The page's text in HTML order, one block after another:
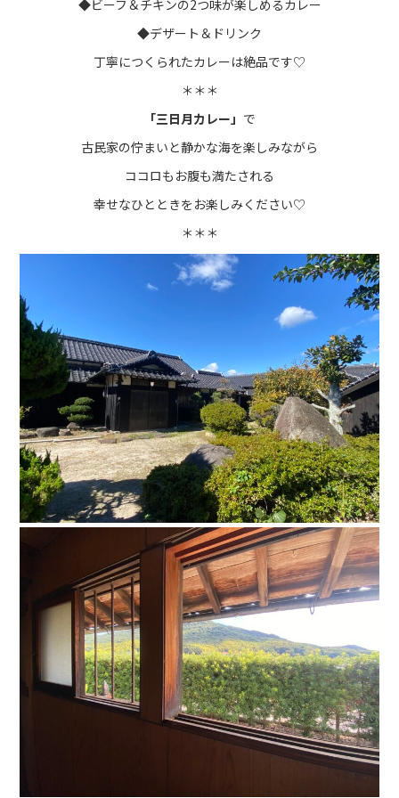
◆ビーフ＆チキンの2つ味が楽しめるカレー
◆デザート＆ドリンク
丁寧につくられたカレーは絶品です♡
＊＊＊
「三日月カレー」 で
古民家の佇まいと静かな海を楽しみながら
ココロもお腹も満たされる
幸せなひとときをお楽しみください♡
＊＊＊